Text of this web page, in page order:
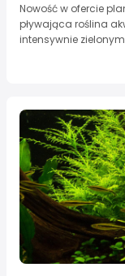
Nowość w ofercie
pływająca roślina
intensywnie